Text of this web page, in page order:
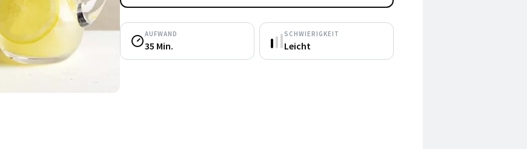
AUFWAND
35 Min.
SCHWIERIGKEIT
Leicht